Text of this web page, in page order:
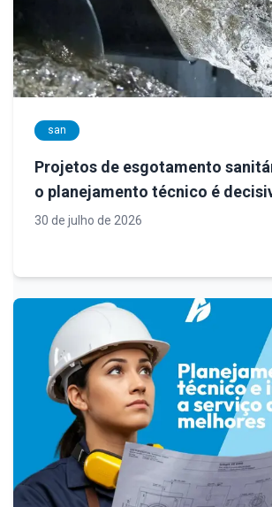
san
Projetos de esgotamento
o planejamento técnico é
sistemas eficientes e
30 de julho de 2026